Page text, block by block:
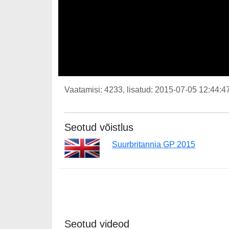
Vaatamisi: 4233, lisatud: 2015-07-05
Seotud võistlus
Suurbritannia GP 2015
Seotud videod